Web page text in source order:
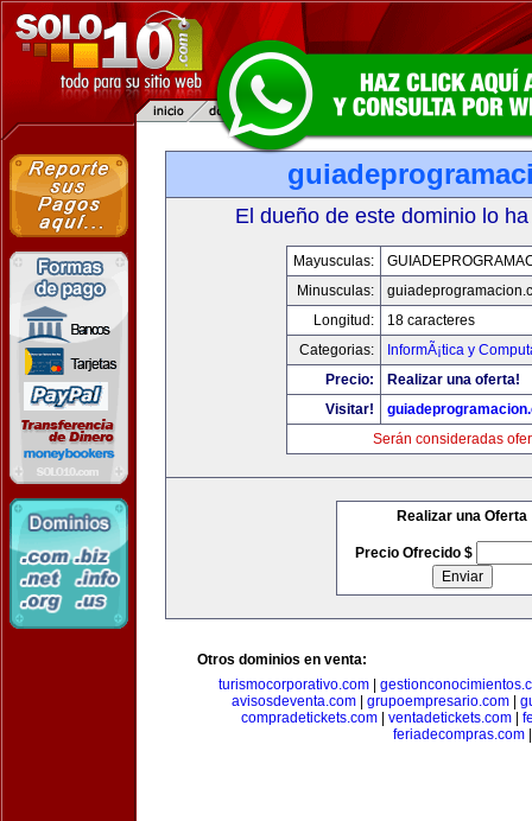
El dueño de este dominio lo
Mayusculas:
Minusculas:
Longitud:
18 caracteres
Categorias:
InformÃ¡tica y
Precio:
Realizar una oferta!
Visitar!
Serán consideradas
Realizar una Oferta
Precio Ofrecido $
Otros dominios en venta:
turismocorporativo.com
avisosdeventa.com| grupoempresario.com|
compradetickets.com| ventadetickets.com|
feriadecompras.com|